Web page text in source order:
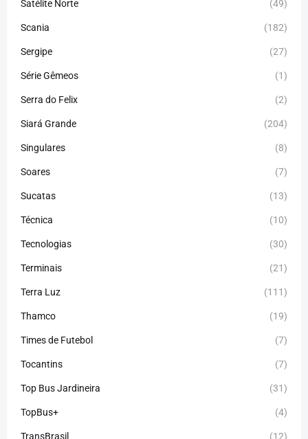
Satélite Norte (49)
Scania (182)
Sergipe (27)
Série Gêmeos (1)
Serra do Felix (2)
Siará Grande (204)
Singulares (8)
Soares (7)
Sucatas (13)
Técnica (10)
Tecnologias (30)
Terminais (21)
Terra Luz (111)
Thamco (19)
Times de Futebol (7)
Tocantins (7)
Top Bus Jardineira (31)
TopBus+ (4)
TransBrasil (12)